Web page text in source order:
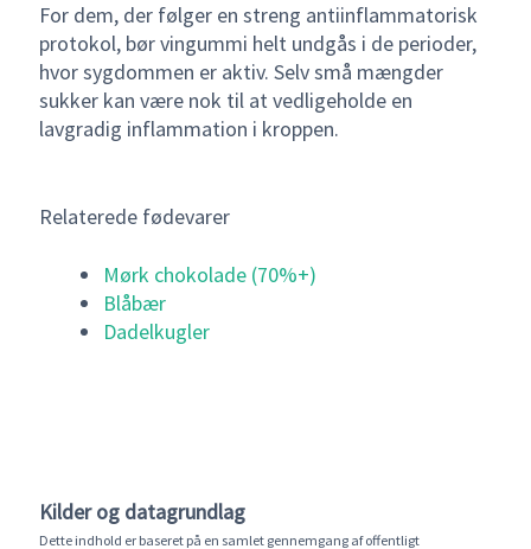
For dem, der følger en streng antiinflammatorisk
protokol, bør vingummi helt undgås i de perioder,
hvor sygdommen er aktiv. Selv små mængder
sukker kan være nok til at vedligeholde en
lavgradig inflammation i kroppen.
Relaterede fødevarer
Mørk chokolade (70%+)
Blåbær
Dadelkugler
Kilder og datagrundlag
Dette indhold er baseret på en samlet gennemgang af offentligt